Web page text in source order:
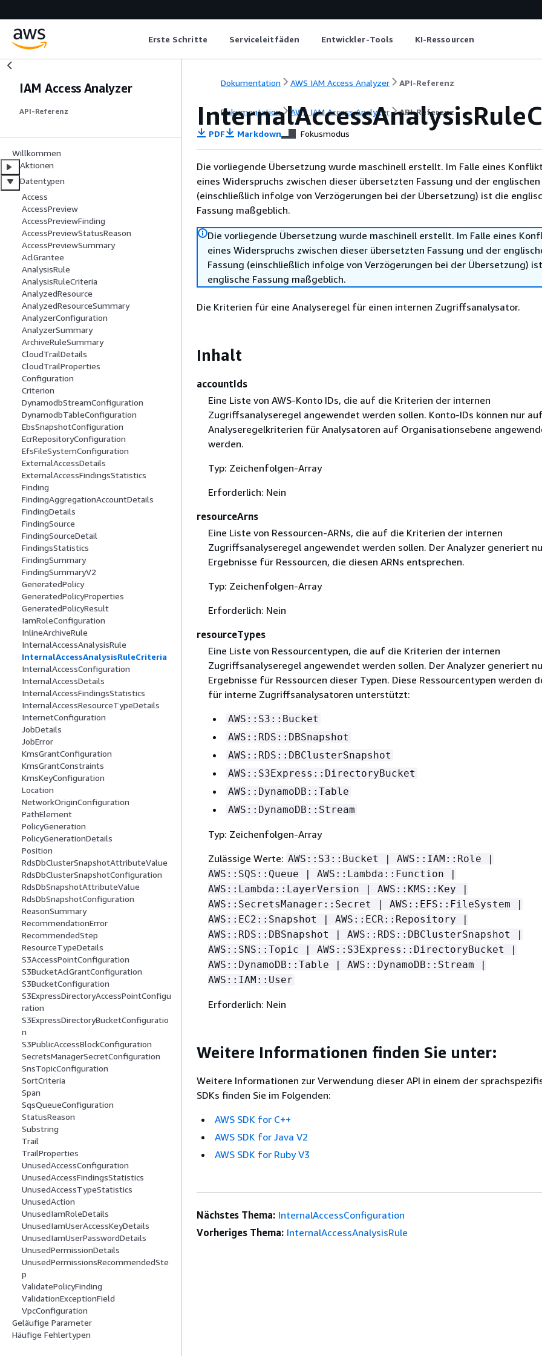
Erste Schritte Serviceleitfäden Entwickler-Tools KI-Ressourcen
IAM Access Analyzer
API-Referenz
Willkommen
Aktionen
Datentypen
Access
AccessPreview
AccessPreviewFinding
AccessPreviewStatusReason
AccessPreviewSummary
AclGrantee
AnalysisRule
AnalysisRuleCriteria
AnalyzedResource
AnalyzedResourceSummary
AnalyzerConfiguration
AnalyzerSummary
ArchiveRuleSummary
CloudTrailDetails
CloudTrailProperties
Configuration
Criterion
DynamodbStreamConfiguration
DynamodbTableConfiguration
EbsSnapshotConfiguration
EcrRepositoryConfiguration
EfsFileSystemConfiguration
ExternalAccessDetails
ExternalAccessFindingsStatistics
Finding
FindingAggregationAccountDetails
FindingDetails
FindingSource
FindingSourceDetail
FindingsStatistics
FindingSummary
FindingSummaryV2
GeneratedPolicy
GeneratedPolicyProperties
GeneratedPolicyResult
IamRoleConfiguration
InlineArchiveRule
InternalAccessAnalysisRule
InternalAccessAnalysisRuleCriteria
InternalAccessConfiguration
InternalAccessDetails
InternalAccessFindingsStatistics
InternalAccessResourceTypeDetails
InternetConfiguration
JobDetails
JobError
KmsGrantConfiguration
KmsGrantConstraints
KmsKeyConfiguration
Location
NetworkOriginConfiguration
PathElement
PolicyGeneration
PolicyGenerationDetails
Position
RdsDbClusterSnapshotAttributeValue
RdsDbClusterSnapshotConfiguration
RdsDbSnapshotAttributeValue
RdsDbSnapshotConfiguration
ReasonSummary
RecommendationError
RecommendedStep
ResourceTypeDetails
S3AccessPointConfiguration
S3BucketAclGrantConfiguration
S3BucketConfiguration
S3ExpressDirectoryAccessPointConfigu
ration
S3ExpressDirectoryBucketConfiguratio
n
S3PublicAccessBlockConfiguration
SecretsManagerSecretConfiguration
SnsTopicConfiguration
SortCriteria
Span
SqsQueueConfiguration
StatusReason
Substring
Trail
TrailProperties
UnusedAccessConfiguration
UnusedAccessFindingsStatistics
UnusedAccessTypeStatistics
UnusedAction
UnusedIamRoleDetails
UnusedIamUserAccessKeyDetails
UnusedIamUserPasswordDetails
UnusedPermissionDetails
UnusedPermissionsRecommendedSte
p
ValidatePolicyFinding
ValidationExceptionField
VpcConfiguration
Geläufige Parameter
Häufige Fehlertypen
Dokumentation AWS IAM Access Analyzer API-Referenz
Dokumentation AWS IAM Access Analyzer API-Referenz
PDF Markdown Fokusmodus
Die vorliegende Übersetzung wurde maschinell erstellt. Im Falle eines
eines Widerspruchs zwischen dieser übersetzten Fassung und der englischen
(einschließlich infolge von Verzögerungen bei der Übersetzung) ist die
Fassung maßgeblich.
Die vorliegende Übersetzung wurde maschinell erstellt. Im Falle eines
eines Widerspruchs zwischen dieser übersetzten Fassung und der
Fassung (einschließlich infolge von Verzögerungen bei der Übersetzung)
englische Fassung maßgeblich.
Die Kriterien für eine Analyseregel für einen internen Zugriffsanalysator.
Inhalt
accountIds
Eine Liste von AWS-Konto IDs, die auf die Kriterien der internen
Zugriffsanalyseregel angewendet werden sollen. Konto-IDs können nur
Analyseregelkriterien für Analysatoren auf Organisationsebene
werden.
Typ: Zeichenfolgen-Array
Erforderlich: Nein
resourceArns
Eine Liste von Ressourcen-ARNs, die auf die Kriterien der internen
Zugriffsanalyseregel angewendet werden sollen. Der Analyzer generiert
Ergebnisse für Ressourcen, die diesen ARNs entsprechen.
Typ: Zeichenfolgen-Array
Erforderlich: Nein
resourceTypes
Eine Liste von Ressourcentypen, die auf die Kriterien der internen
Zugriffsanalyseregel angewendet werden sollen. Der Analyzer generiert
Ergebnisse für Ressourcen dieser Typen. Diese Ressourcentypen werden
für interne Zugriffsanalysatoren unterstützt:
AWS::S3::Bucket
AWS::RDS::DBSnapshot
AWS::RDS::DBClusterSnapshot
AWS::S3Express::DirectoryBucket
AWS::DynamoDB::Table
AWS::DynamoDB::Stream
Typ: Zeichenfolgen-Array
Zulässige Werte: AWS::S3::Bucket | AWS::IAM::Role |
AWS::SQS::Queue | AWS::Lambda::Function |
AWS::Lambda::LayerVersion | AWS::KMS::Key |
AWS::SecretsManager::Secret | AWS::EFS::FileSystem |
AWS::EC2::Snapshot | AWS::ECR::Repository |
AWS::RDS::DBSnapshot | AWS::RDS::DBClusterSnapshot |
AWS::SNS::Topic | AWS::S3Express::DirectoryBucket |
AWS::DynamoDB::Table | AWS::DynamoDB::Stream |
AWS::IAM::User
Erforderlich: Nein
Weitere Informationen finden Sie unter:
Weitere Informationen zur Verwendung dieser API in einem der
SDKs finden Sie im Folgenden:
AWS SDK for C++
AWS SDK for Java V2
AWS SDK for Ruby V3
Nächstes Thema: InternalAccessConfiguration
Vorheriges Thema: InternalAccessAnalysisRule